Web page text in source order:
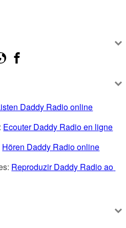
Daddy Radio online
Ecouter Daddy Radio en ligne
Hören Daddy Radio online
Reproduzir Daddy Radio ao